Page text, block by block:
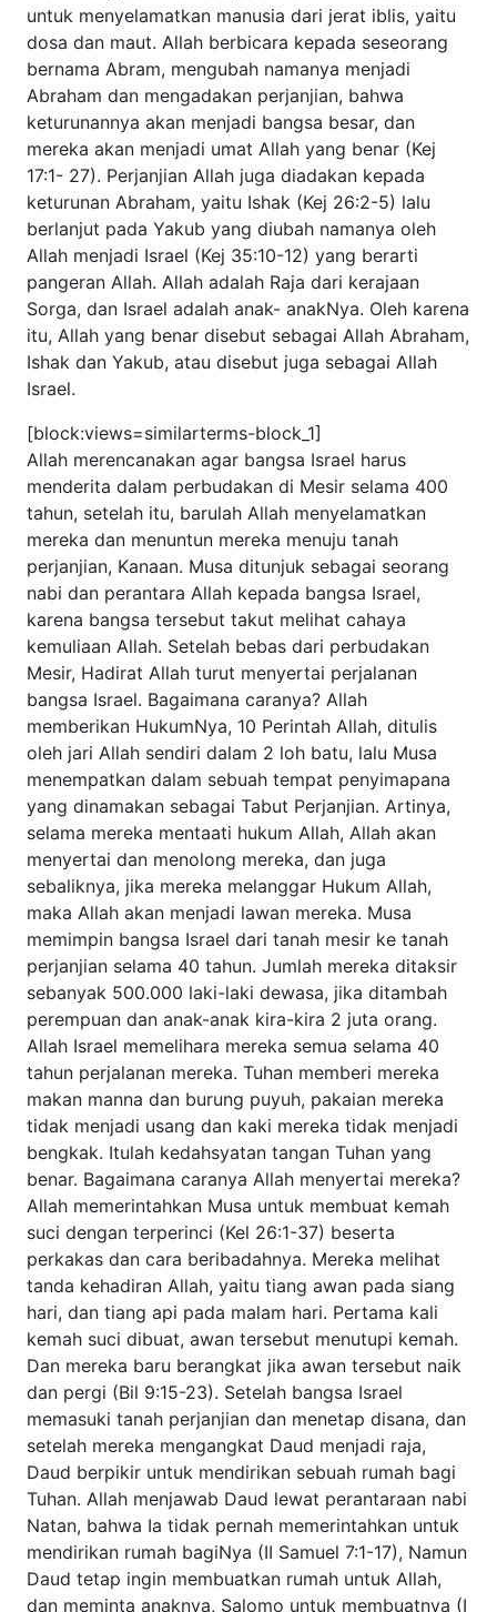
berbicara kepada seseorang bernama Abram, mengubah
namanya menjadi Abraham dan mengadakan perjanjian,
bahwa keturunannya akan menjadi bangsa besar, dan
mereka akan menjadi umat Allah yang benar (Kej 17:1- 27).
Perjanjian Allah juga diadakan kepada keturunan Abraham,
yaitu Ishak (Kej 26:2-5) lalu berlanjut pada Yakub yang
diubah namanya oleh Allah menjadi Israel (Kej 35:10-12)
yang berarti pangeran Allah. Allah adalah Raja dari
kerajaan Sorga, dan Israel adalah anak- anakNya. Oleh
karena itu, Allah yang benar disebut sebagai Allah
Abraham, Ishak dan Yakub, atau disebut juga sebagai Allah
Israel.
[block:views=similarterms-block_1]
Allah merencanakan agar bangsa Israel harus menderita
barulah Allah menyelamatkan mereka dan menuntun
mereka menuju tanah perjanjian, Kanaan. Musa ditunjuk
sebagai seorang nabi dan perantara Allah kepada bangsa
Israel, karena bangsa tersebut takut melihat cahaya
kemuliaan Allah. Setelah bebas dari perbudakan Mesir,
Hadirat Allah turut menyertai perjalanan bangsa Israel.
Bagaimana caranya? Allah memberikan HukumNya, 10
Perintah Allah, ditulis oleh jari Allah sendiri dalam 2 loh
batu, lalu Musa menempatkan dalam sebuah tempat
penyimapana yang dinamakan sebagai Tabut Perjanjian.
Artinya, selama mereka mentaati hukum Allah, Allah akan
menyertai dan menolong mereka, dan juga sebaliknya, jika
mereka melanggar Hukum Allah, maka Allah akan menjadi
lawan mereka. Musa memimpin bangsa Israel dari tanah
mesir ke tanah perjanjian selama 40 tahun. Jumlah mereka
ditaksir sebanyak 500.000 laki-laki dewasa, jika ditambah
perempuan dan anak-anak kira-kira 2 juta orang. Allah
Israel memelihara mereka semua selama 40 tahun
perjalanan mereka. Tuhan memberi mereka makan manna
dan burung puyuh, pakaian mereka tidak menjadi usang
dan kaki mereka tidak menjadi bengkak. Itulah
kedahsyatan tangan Tuhan yang benar. Bagaimana caranya
Allah menyertai mereka? Allah memerintahkan Musa
untuk membuat kemah suci dengan terperinci (Kel 26:1-
37) beserta perkakas dan cara beribadahnya. Mereka
melihat tanda kehadiran Allah, yaitu tiang awan pada siang
hari, dan tiang api pada malam hari. Pertama kali kemah
suci dibuat, awan tersebut menutupi kemah. Dan mereka
baru berangkat jika awan tersebut naik dan pergi (Bil
9:15-23). Setelah bangsa Israel memasuki tanah perjanjian
dan menetap disana, dan setelah mereka mengangkat
Daud menjadi raja, Daud berpikir untuk mendirikan sebuah
rumah bagi Tuhan. Allah menjawab Daud lewat
perantaraan nabi Natan, bahwa Ia tidak pernah
memerintahkan untuk mendirikan rumah bagiNya (II
Samuel 7:1-17), Namun Daud tetap ingin membuatkan
rumah untuk Allah, dan meminta anaknya, Salomo untuk
membuatnya (I Tawarikh 22:2-19) Raja Daud wafat dan
digantikan oleh Salomo, dan dibuatlah bangunan Bait Suci
dengan denah yang mirip dengan kemah suci dan
ditempatkanlah Tabut perjanjian Allah, barulah kemuliaan
Allah menaungi Bait Suci (II Tawarikh 5:2-6:2). Api turun
dari langit dan memakan habis korban bakaran dan
korban sembelihan. Jelaslah bahwa sebenarnya Allah yang
benar hadir ketika perjanjianNya ada pada umatNya, dan